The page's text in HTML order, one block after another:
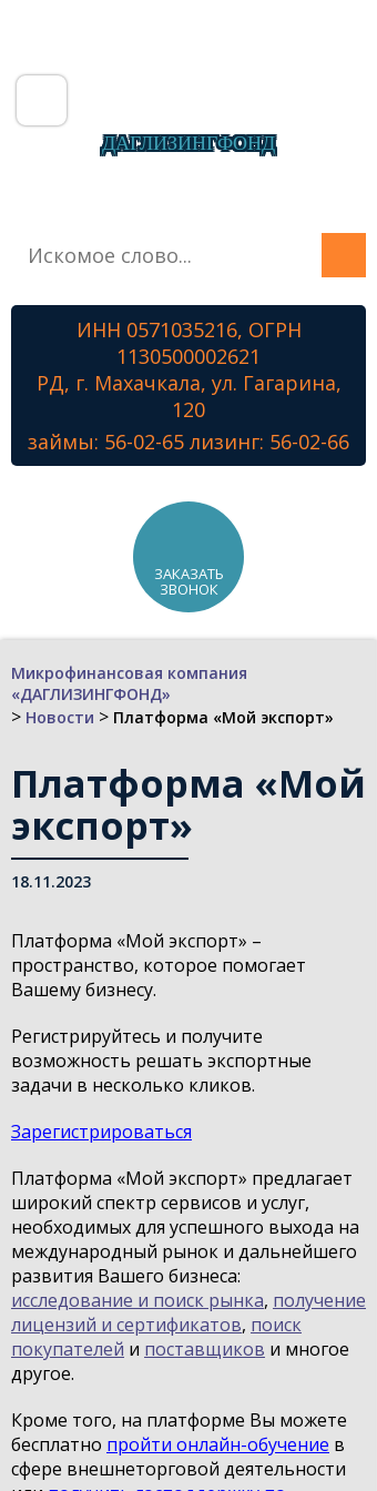
ДАГЛИЗИНГФОНД
О фонде
Лизинг
Наши проекты
Знамя Победы
ИНН 0571035216, ОГРН
1130500002621
РД, г. Махачкала, ул. Гагарина,
120
займы: 56-02-65 лизинг: 56-02-66
ЗАКАЗАТЬ
ЗВОНОК
Микрофинансовая компания
«ДАГЛИЗИНГФОНД»
> Новости > Платформа «Мой экспорт»
Платформа «Мой
экспорт»
18.11.2023
Платформа «Мой экспорт» –
пространство, которое помогает
Вашему бизнесу.
Регистрируйтесь и получите
возможность решать экспортные
задачи в несколько кликов.
Зарегистрироваться
Платформа «Мой экспорт» предлагает
широкий спектр сервисов и услуг,
необходимых для успешного выхода на
международный рынок и дальнейшего
развития Вашего бизнеса:
исследование и поиск рынка, получение
лицензий и сертификатов, поиск
покупателей и поставщиков и многое
другое.
Кроме того, на платформе Вы можете
бесплатно пройти онлайн-обучение в
сфере внешнеторговой деятельности